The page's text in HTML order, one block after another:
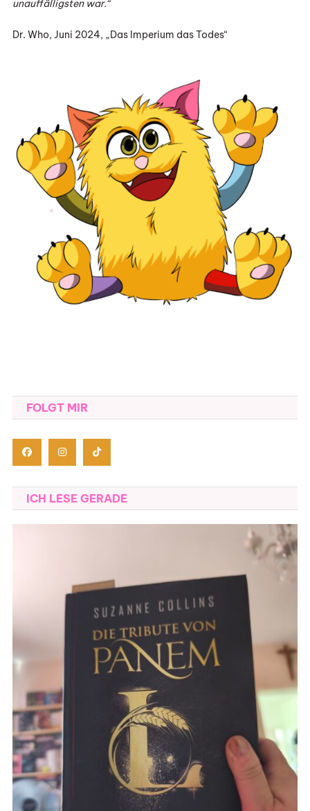
unauffälligsten war.“
Dr. Who, Juni 2024, „Das Imperium das Todes“
FOLGT MIR
ICH LESE GERADE